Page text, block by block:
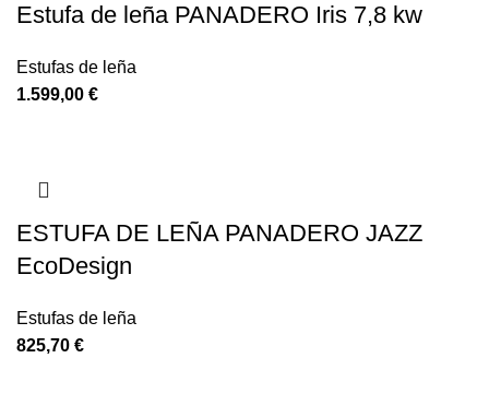
Estufa de leña PANADERO Iris 7,8 kw
Estufas de leña
€
ESTUFA DE LEÑA PANADERO JAZZ
EcoDesign
Estufas de leña
€